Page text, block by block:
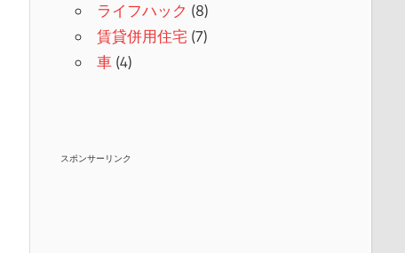
ライフハック (8)
賃貸併用住宅 (7)
車(4)
スポンサーリンク